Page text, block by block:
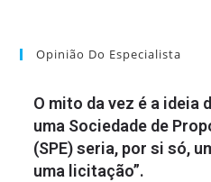
Opinião Do Especialista
O mito da vez é a ideia
uma Sociedade de
(SPE) seria, por si só,
uma licitação”.